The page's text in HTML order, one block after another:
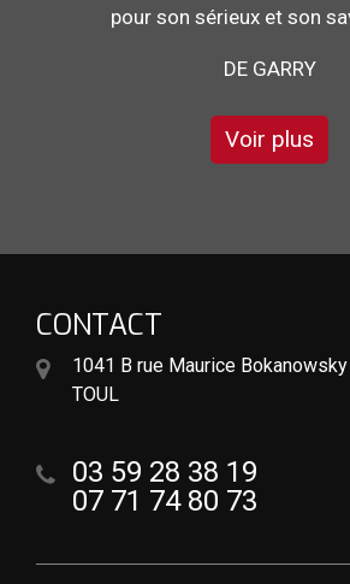
Voir plus
CONTACT
1041 B rue Maurice
TOUL
03 59 28 38 19
07 71 74 80 73